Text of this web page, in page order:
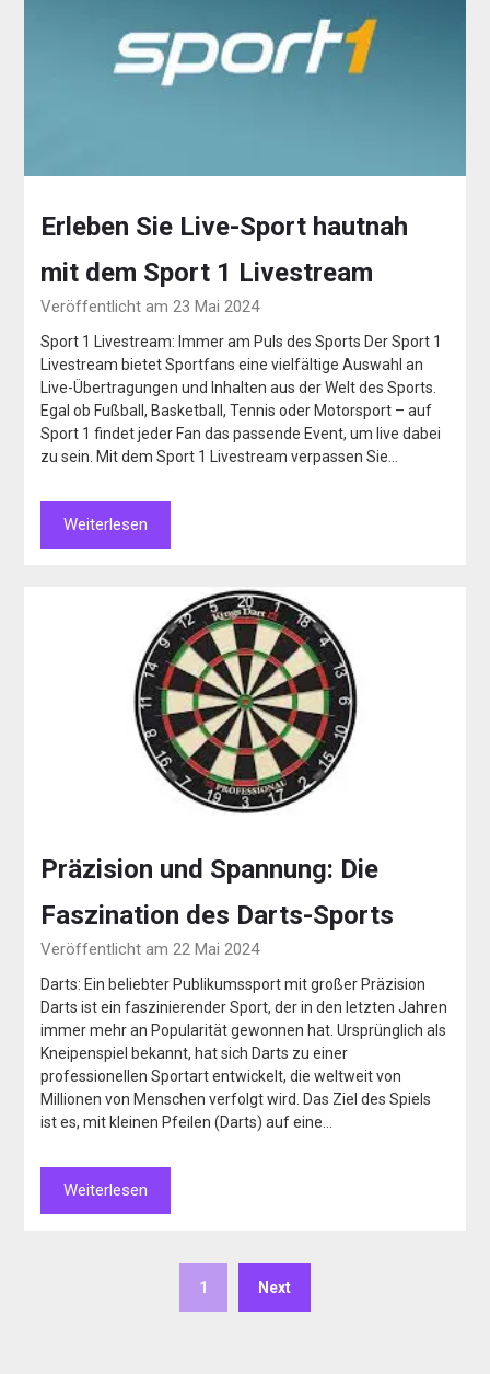
Erleben Sie Live-Sport hautnah
mit dem Sport 1 Livestream
Veröffentlicht am 23 Mai 2024
Sport 1 Livestream: Immer am Puls des Sports Der Sport 1
Livestream bietet Sportfans eine vielfältige Auswahl an
Live-Übertragungen und Inhalten aus der Welt des Sports.
Egal ob Fußball, Basketball, Tennis oder Motorsport – auf
Sport 1 findet jeder Fan das passende Event, um live dabei
zu sein. Mit dem Sport 1 Livestream verpassen Sie…
Weiterlesen
Präzision und Spannung: Die
Faszination des Darts-Sports
Veröffentlicht am 22 Mai 2024
Darts: Ein beliebter Publikumssport mit großer Präzision
Darts ist ein faszinierender Sport, der in den letzten Jahren
immer mehr an Popularität gewonnen hat. Ursprünglich als
Kneipenspiel bekannt, hat sich Darts zu einer
professionellen Sportart entwickelt, die weltweit von
Millionen von Menschen verfolgt wird. Das Ziel des Spiels
ist es, mit kleinen Pfeilen (Darts) auf eine…
Weiterlesen
1 Next